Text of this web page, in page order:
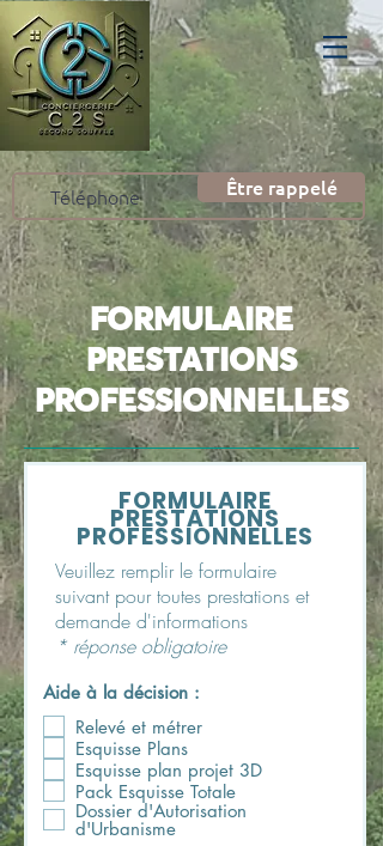
Être rappelé
FORMULAIRE
PRESTATIONS
PROFESSIONNELLES
FORMULAIRE
PRESTATIONS
PROFESSIONNELLES
Veuillez remplir le formulaire
suivant pour toutes prestations et
demande d'informations
* réponse obligatoire
Aide à la décision :
Relevé et métrer
Esquisse Plans
Esquisse plan projet 3D
Pack Esquisse Totale
Dossier d'Autorisation
d'Urbanisme